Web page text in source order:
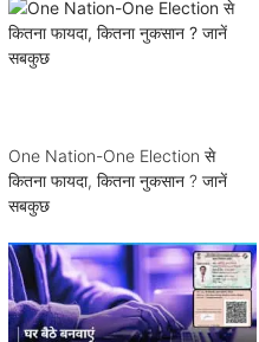
One Nation-One Election से
कितना फायदा, कितना नुकसान ? जानें
सबकुछ